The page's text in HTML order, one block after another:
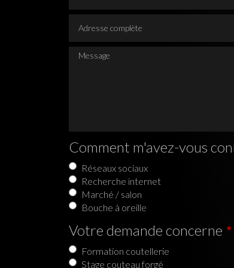
Message
Comment m'avez-vous
Réseaux sociaux
Recherche internet
Marché / salon
Bouche à oreille
Votre demande concerne
Formation coutellerie
Stage couteau forgé